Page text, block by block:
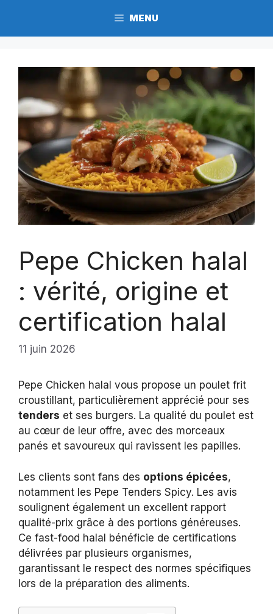
contenu
MENU
Pepe Chicken halal
: vérité, origine et
certification halal
11 juin 2026
Pepe Chicken halal vous propose un poulet frit
croustillant, particulièrement apprécié pour ses
tenders et ses burgers. La qualité du poulet est
au cœur de leur offre, avec des morceaux
panés et savoureux qui ravissent les papilles.
Les clients sont fans des options épicées,
notamment les Pepe Tenders Spicy. Les avis
soulignent également un excellent rapport
qualité-prix grâce à des portions généreuses.
Ce fast-food halal bénéficie de certifications
délivrées par plusieurs organismes,
garantissant le respect des normes spécifiques
lors de la préparation des aliments.